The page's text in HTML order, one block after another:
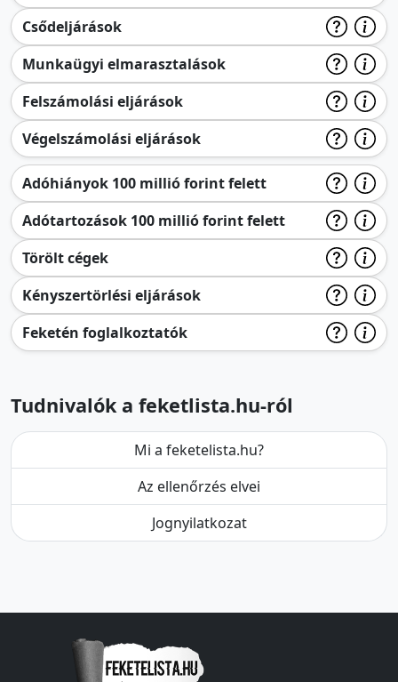
Csődeljárások
Munkaügyi elmarasztalások
Felszámolási eljárások
Végelszámolási eljárások
Adóhiányok 100 millió forint felett
Adótartozások 100 millió forint felett
Törölt cégek
Kényszertörlési eljárások
Feketén foglalkoztatók
Tudnivalók a feketlista.hu-ról
Mi a feketelista.hu?
Az ellenőrzés elvei
Jognyilatkozat